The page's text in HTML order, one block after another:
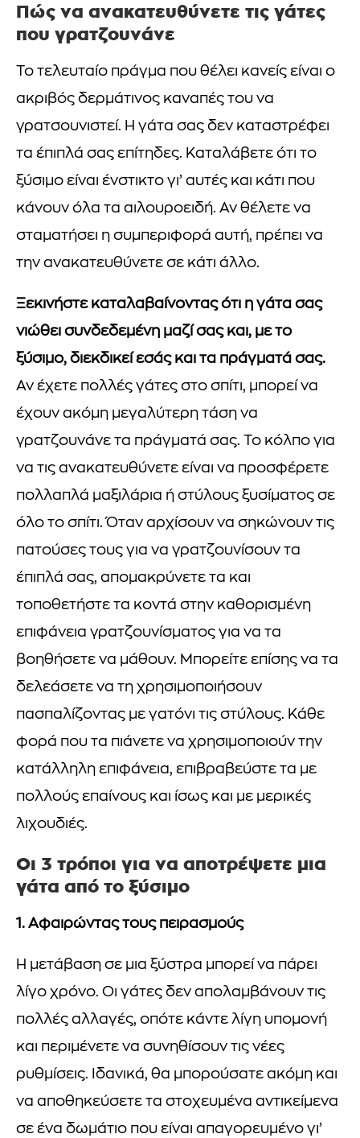
Πώς να ανακατευθύνετε τις γάτες
που γρατζουνάνε
Το τελευταίο πράγμα που θέλει κανείς είναι ο
ακριβός δερμάτινος καναπές του να
γρατσουνιστεί. Η γάτα σας δεν καταστρέφει
τα έπιπλά σας επίτηδες. Καταλάβετε ότι το
ξύσιμο είναι ένστικτο γι’ αυτές και κάτι που
κάνουν όλα τα αιλουροειδή. Αν θέλετε να
σταματήσει η συμπεριφορά αυτή, πρέπει να
την ανακατευθύνετε σε κάτι άλλο.
Ξεκινήστε καταλαβαίνοντας ότι η γάτα σας
νιώθει συνδεδεμένη μαζί σας και, με το
ξύσιμο, διεκδικεί εσάς και τα πράγματά σας.
Αν έχετε πολλές γάτες στο σπίτι, μπορεί να
έχουν ακόμη μεγαλύτερη τάση να
γρατζουνάνε τα πράγματά σας. Το κόλπο για
να τις ανακατευθύνετε είναι να προσφέρετε
πολλαπλά μαξιλάρια ή στύλους ξυσίματος σε
όλο το σπίτι. Όταν αρχίσουν να σηκώνουν τις
πατούσες τους για να γρατζουνίσουν τα
έπιπλά σας, απομακρύνετε τα και
τοποθετήστε τα κοντά στην καθορισμένη
επιφάνεια γρατζουνίσματος για να τα
βοηθήσετε να μάθουν. Μπορείτε επίσης να τα
δελεάσετε να τη χρησιμοποιήσουν
πασπαλίζοντας με γατόνι τις στύλους. Κάθε
φορά που τα πιάνετε να χρησιμοποιούν την
κατάλληλη επιφάνεια, επιβραβεύστε τα με
πολλούς επαίνους και ίσως και με μερικές
λιχουδιές.
Οι 3 τρόποι για να αποτρέψετε μια
γάτα από το ξύσιμο
1. Αφαιρώντας τους πειρασμούς
Η μετάβαση σε μια ξύστρα μπορεί να πάρει
λίγο χρόνο. Οι γάτες δεν απολαμβάνουν τις
πολλές αλλαγές, οπότε κάντε λίγη υπομονή
και περιμένετε να συνηθίσουν τις νέες
ρυθμίσεις. Ιδανικά, θα μπορούσατε ακόμη και
να αποθηκεύσετε τα στοχευμένα αντικείμενα
σε ένα δωμάτιο που είναι απαγορευμένο γι’